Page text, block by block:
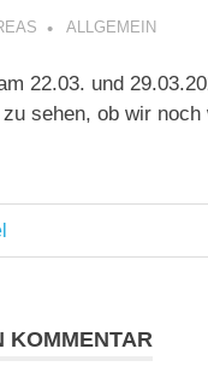
ALLGEMEIN
22.03. und
sehen, ob wir
KOMMENTAR